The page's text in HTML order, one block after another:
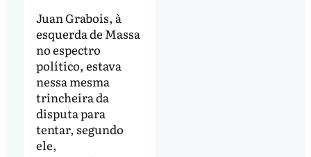
Juan Grabois, à
esquerda de Massa
no espectro
político, estava
nessa mesma
trincheira da
disputa para
tentar, segundo
ele,